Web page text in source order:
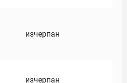
изчерпан
изчерпан